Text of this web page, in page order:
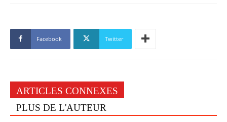
Facebook Twitter
ARTICLES CONNEXES
PLUS DE L'AUTEUR